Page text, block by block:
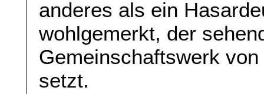
anderes als ein
wohlgemerkt, der
Gemeinschaftswerk
setzt.